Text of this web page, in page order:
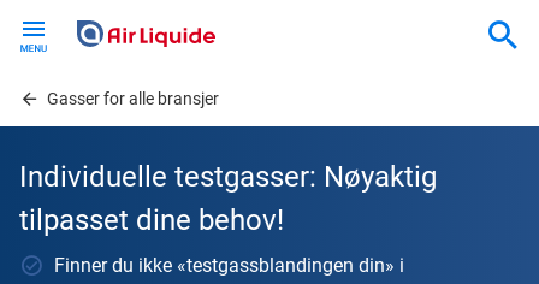
contentGasser for alle bransjer
Individuelle testgasser: Nøyaktig
tilpasset dine behov!
Finner du ikke «testgassblandingen din» i